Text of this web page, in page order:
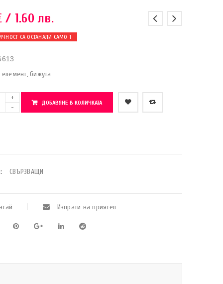
/ 1.60 лв.
СА ОСТАНАЛИ САМО 1
бижута
ДОБАВЯНЕ В КОЛИЧКАТА
СВЪРЗВАЩИ
Изпрати на приятел